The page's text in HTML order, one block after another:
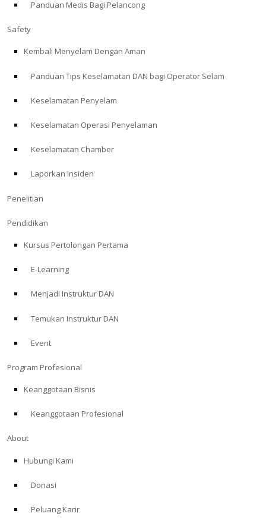
Store
Alert Diver
Panduan Medis Bagi Pelancong
Safety
Kembali Menyelam Dengan Aman
Panduan Tips Keselamatan DAN bagi Operator Selam
Keselamatan Penyelam
Keselamatan Operasi Penyelaman
Keselamatan Chamber
Laporkan Insiden
Penelitian
Pendidikan
Kursus Pertolongan Pertama
E-Learning
Menjadi Instruktur DAN
Temukan Instruktur DAN
Event
Program Profesional
Keanggotaan Bisnis
Keanggotaan Profesional
About
Hubungi Kami
Donasi
Peluang Karir